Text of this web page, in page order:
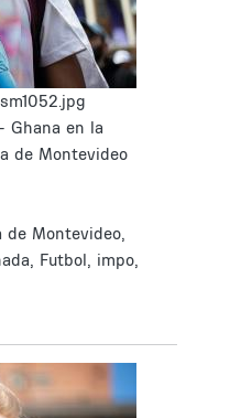
Ghana en la
de Montevideo
Montevideo,
Futbol, impo,